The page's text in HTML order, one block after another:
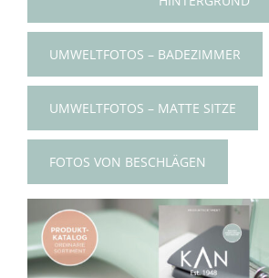
UMWELTFOTOS – BADEZIMMER
UMWELTFOTOS – MATTE SITZE
FOTOS VON BESCHLÄGEN